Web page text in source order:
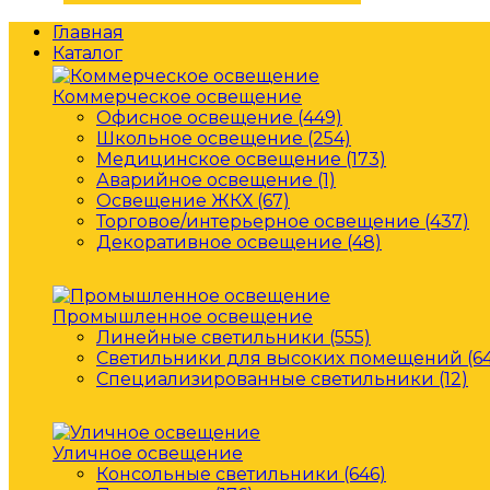
Главная
Каталог
Коммерческое освещение
Офисное освещение (449)
Школьное освещение (254)
Медицинское освещение (173)
Аварийное освещение (1)
Освещение ЖКХ (67)
Торговое/интерьерное освещение (437)
Декоративное освещение (48)
Промышленное освещение
Линейные светильники (555)
Светильники для высоких помещений
Специализированные светильники (12)
Уличное освещение
Консольные светильники (646)